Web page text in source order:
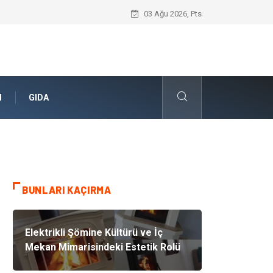
Bitumen storage tank (Bitüm
03 Ağu 2026, Pts
GIDA
BUNLARI KAÇIRMA
Elektrikli Şömine Kültürü ve İç
Mekan Mimarisindeki Estetik Rolü